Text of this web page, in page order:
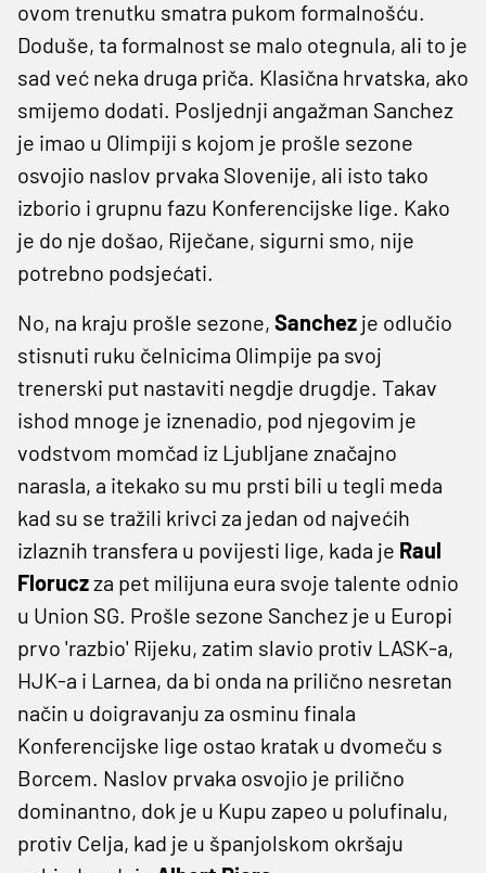
ovom trenutku smatra pukom formalnošću.
Doduše, ta formalnost se malo otegnula, ali to je
sad već neka druga priča. Klasična hrvatska, ako
smijemo dodati. Posljednji angažman Sanchez
je imao u Olimpiji s kojom je prošle sezone
osvojio naslov prvaka Slovenije, ali isto tako
izborio i grupnu fazu Konferencijske lige. Kako
je do nje došao, Riječane, sigurni smo, nije
potrebno podsjećati.
No, na kraju prošle sezone, Sanchez je odlučio
stisnuti ruku čelnicima Olimpije pa svoj
trenerski put nastaviti negdje drugdje. Takav
ishod mnoge je iznenadio, pod njegovim je
vodstvom momčad iz Ljubljane značajno
narasla, a itekako su mu prsti bili u tegli meda
kad su se tražili krivci za jedan od najvećih
izlaznih transfera u povijesti lige, kada je Raul
Floruczza pet milijuna eura svoje talente odnio
u Union SG. Prošle sezone Sanchez je u Europi
prvo 'razbio' Rijeku, zatim slavio protiv LASK-a,
HJK-a i Larnea, da bi onda na prilično nesretan
način u doigravanju za osminu finala
Konferencijske lige ostao kratak u dvomeču s
Borcem. Naslov prvaka osvojio je prilično
dominantno, dok je u Kupu zapeo u polufinalu,
protiv Celja, kad je u španjolskom okršaju